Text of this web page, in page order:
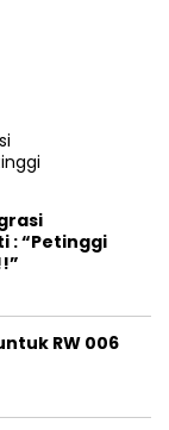
: “Petinggi
RW 006